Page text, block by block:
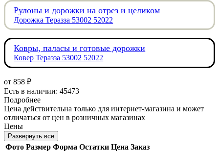
Рулоны и дорожки на отрез и целиком
Дорожка Теразза 53002 52022
Ковры, паласы и готовые дорожки
Ковер Теразза 53002 52022
от 858 ₽
Есть в наличии: 45473
Подробнее
Цена действительна только для интернет-магазина и может
отличаться от цен в розничных магазинах
Цены
Развернуть все
Фото Размер Форма Остатки Цена Заказ